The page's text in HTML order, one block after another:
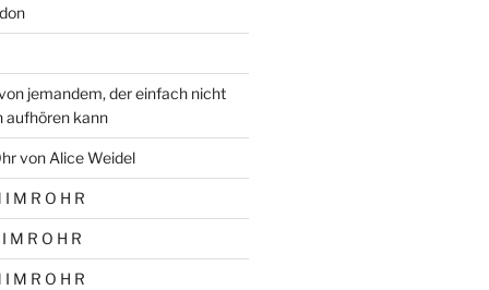
jemandem, der einfach nicht
aufhören kann
von Alice Weidel
I M R O H R
M R O H R
I M R O H R